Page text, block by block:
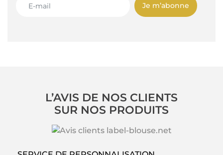
Je m’abonne
L’AVIS DE NOS CLIENTS
SUR NOS PRODUITS